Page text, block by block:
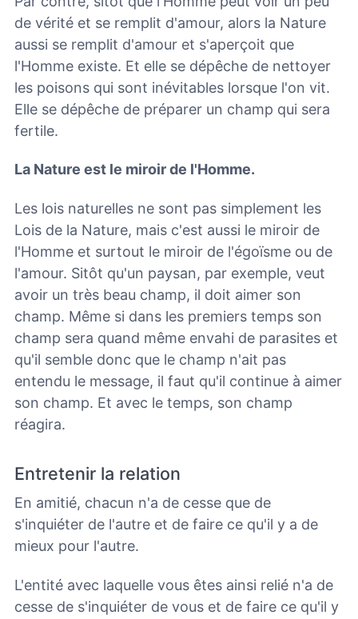
de vérité et se remplit d'amour, alors la Nature
aussi se remplit d'amour et s'aperçoit que
l'Homme existe. Et elle se dépêche de nettoyer
les poisons qui sont inévitables lorsque l'on vit.
Elle se dépêche de préparer un champ qui sera
fertile.
La Nature est le miroir de l'Homme.
Les lois naturelles ne sont pas simplement les
Lois de la Nature, mais c'est aussi le miroir de
l'Homme et surtout le miroir de l'égoïsme ou de
l'amour. Sitôt qu'un paysan, par exemple, veut
avoir un très beau champ, il doit aimer son
champ. Même si dans les premiers temps son
champ sera quand même envahi de parasites et
qu'il semble donc que le champ n'ait pas
entendu le message, il faut qu'il continue à aimer
son champ. Et avec le temps, son champ
réagira.
Entretenir la relation
En amitié, chacun n'a de cesse que de
s'inquiéter de l'autre et de faire ce qu'il y a de
mieux pour l'autre.
L'entité avec laquelle vous êtes ainsi relié n'a de
cesse de s'inquiéter de vous et de faire ce qu'il y